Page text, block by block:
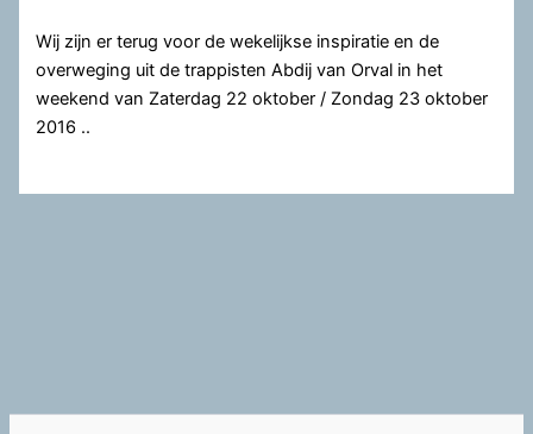
Wij zijn er terug voor de wekelijkse inspiratie en de
overweging uit de trappisten Abdij van Orval in het
weekend van Zaterdag 22 oktober / Zondag 23 oktober
2016 ..